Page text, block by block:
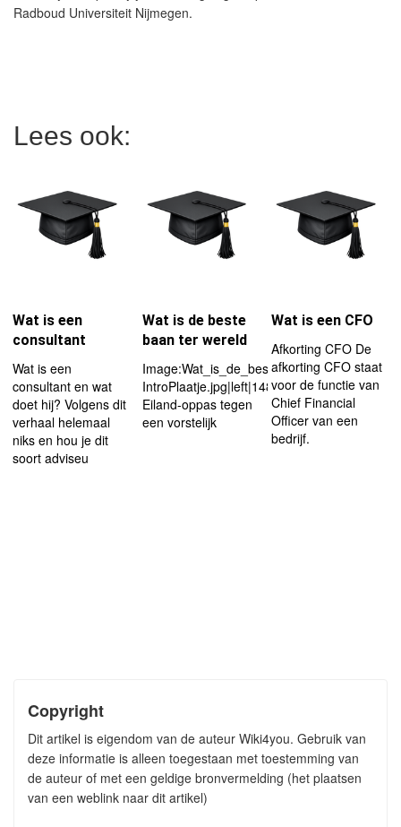
Radboud Universiteit Nijmegen.
Lees ook:
Wat is een
consultant
Wat is een
consultant en wat
doet hij? Volgens dit
verhaal helemaal
niks en hou je dit
soort adviseu
Wat is de beste
baan ter wereld
Image:Wat_is_de_beste_baan_ter_wereld-
IntroPlaatje.jpg|left|148px
Eiland-oppas tegen
een vorstelijk
Wat is een CFO
Afkorting CFO De
afkorting CFO staat
voor de functie van
Chief Financial
Officer van een
bedrijf.
Copyright
Dit artikel is eigendom van de auteur Wiki4you. Gebruik van
deze informatie is alleen toegestaan met toestemming van
de auteur of met een geldige bronvermelding (het plaatsen
van een weblink naar dit artikel)